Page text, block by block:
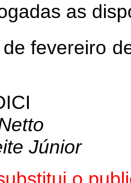
as
fevereiro
Júnior